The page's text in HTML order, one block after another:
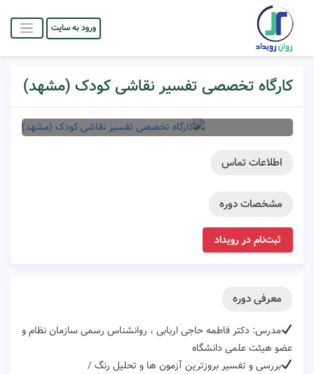
ورود به سایت
کارگاه تخصصی تفسیر نقاشی کودک (مشهد)
اطلاعات تماس
مشخصات دوره
ثبت‌نام در رویداد
معرفی دوره
مدرس: دکتر فاطمه حاجی اربابی ، روانشناس رسمی سازمان نظام و
عضو هیئت علمی دانشگاه
بررسی و تفسیر بروزترین آزمون ها و تحلیل رنگ /